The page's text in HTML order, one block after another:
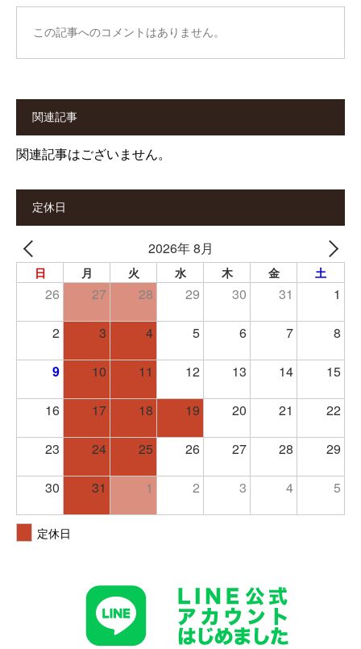
この記事へのコメントはありません。
関連記事
関連記事はございません。
定休日
2026年 8月
日 月 火 水 木 金 土
26 27 28 29 30 31 1
2 3 4 5 6 7 8
9 10 11 12 13 14 15
16 17 18 19 20 21 22
23 24 25 26 27 28 29
30 31 1 2 3 4 5
定休日